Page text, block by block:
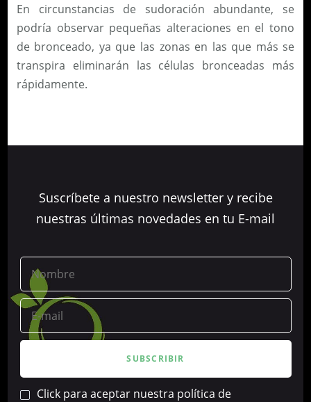
En circunstancias de sudoración abundante, se
podría observar pequeñas alteraciones en el tono
de bronceado, ya que las zonas en las que más se
transpira eliminarán las células bronceadas más
rápidamente.
Suscríbete a nuestro newsletter y recibe
nuestras últimas novedades en tu E-mail
Click para aceptar nuestra política de